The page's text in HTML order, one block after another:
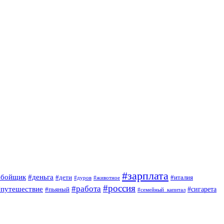
#деньга #дети #дуров #животное #зарплата #италия
#пьяный #работа #россия #семейный_капитал #сигарета